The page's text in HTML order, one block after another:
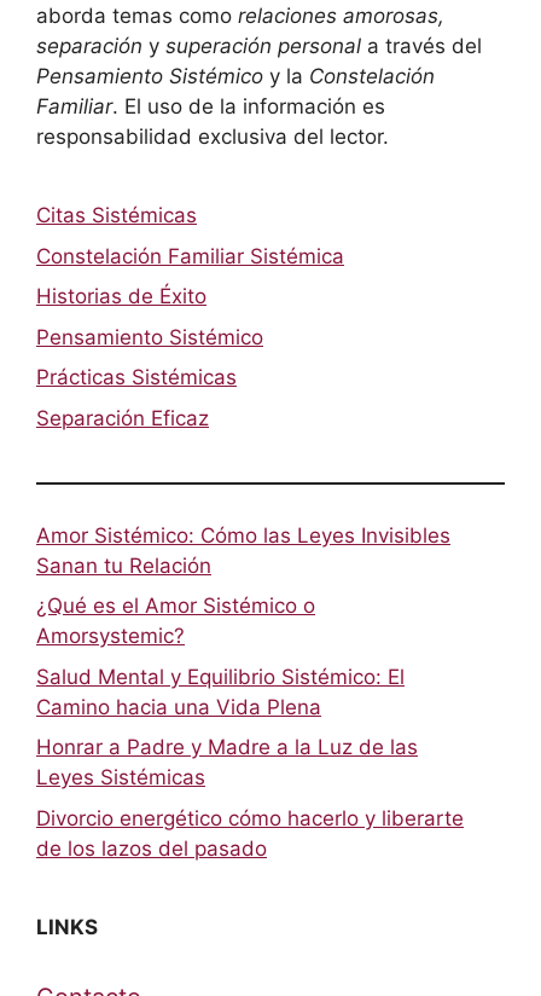
aborda temas como relaciones amorosas,
separación y superación personal a través del
Pensamiento Sistémico y la Constelación
Familiar. El uso de la información es
responsabilidad exclusiva del lector.
Citas Sistémicas
Constelación Familiar Sistémica
Historias de Éxito
Pensamiento Sistémico
Prácticas Sistémicas
Separación Eficaz
Amor Sistémico: Cómo las Leyes Invisibles
Sanan tu Relación
¿Qué es el Amor Sistémico o
Amorsystemic?
Salud Mental y Equilibrio Sistémico: El
Camino hacia una Vida Plena
Honrar a Padre y Madre a la Luz de las
Leyes Sistémicas
Divorcio energético cómo hacerlo y liberarte
de los lazos del pasado
LINKS